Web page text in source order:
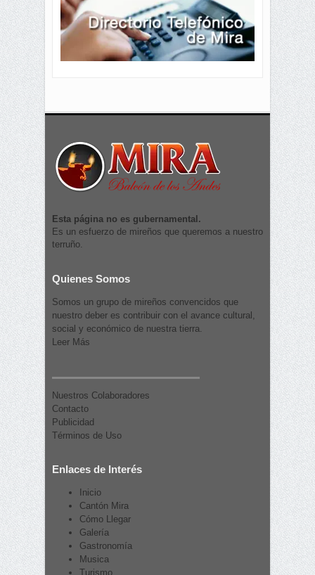
Esta página no es gubernamental.
Es un esfuerzo de mireños que queremos a nuestro
terruño.
Quienes Somos
Somos un grupo de mireños convencidos que
nuestro deber es contribuir con el avance cultural,
social y económico de nuestra tierra.
Leer Más
Nuestros Colaboradores
Contacto
Publicidad
Términos de Uso
Enlaces de Interés
Inicio
Cantón Mira
Cómo Llegar
Galería
Gastronomía
Musica
Turismo